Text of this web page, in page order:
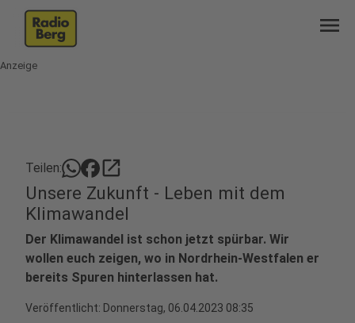
menu
Anzeige
Teilen: open_in_new
Unsere Zukunft - Leben mit dem
Klimawandel
Der Klimawandel ist schon jetzt spürbar. Wir
wollen euch zeigen, wo in Nordrhein-Westfalen er
bereits Spuren hinterlassen hat.
Veröffentlicht: Donnerstag, 06.04.2023 08:35